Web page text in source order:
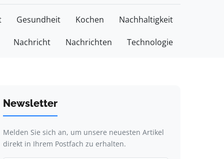
Gesundheit Kochen Nachhaltigkeit
Nachricht Nachrichten Technologie
Newsletter
Melden Sie sich an, um unsere neuesten Artikel
direkt in Ihrem Postfach zu erhalten.